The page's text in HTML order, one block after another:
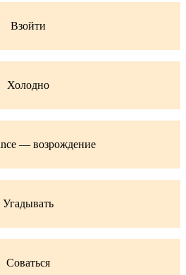
Взойти
Холодно
— возрождение
Угадывать
Соваться